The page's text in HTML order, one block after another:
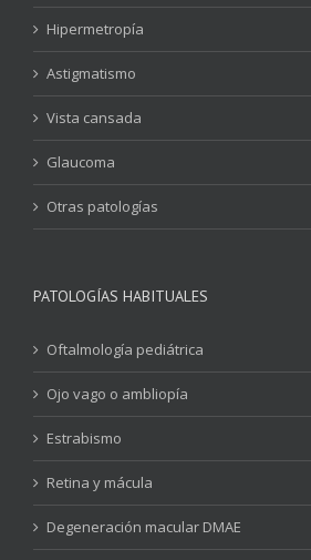
Hipermetropía
Astigmatismo
Vista cansada
Glaucoma
Otras patologías
PATOLOGÍAS HABITUALES
Oftalmología pediátrica
Ojo vago o ambliopía
Estrabismo
Retina y mácula
Degeneración macular DMAE